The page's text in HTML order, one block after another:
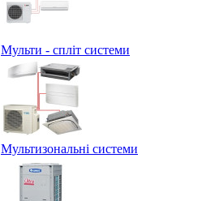
Мульти - спліт системи
Мультизональні системи